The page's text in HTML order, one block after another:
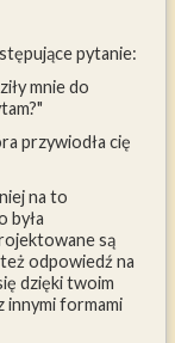
pytanie:
mnie do
przywiodła cię
na to
była
są
odpowiedź na
dzięki twoim
innymi formami